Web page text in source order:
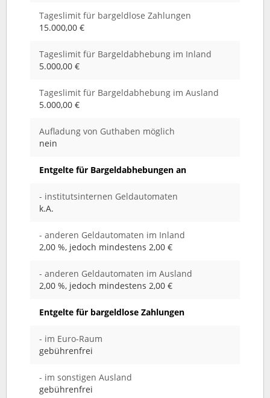
Tageslimit für bargeldlose Zahlungen
15.000,00 €
Tageslimit für Bargeldabhebung im Inland
5.000,00 €
Tageslimit für Bargeldabhebung im Ausland
5.000,00 €
Aufladung von Guthaben möglich
nein
Entgelte für Bargeldabhebungen an
- institutsinternen Geldautomaten
k.A.
- anderen Geldautomaten im Inland
2,00 %, jedoch mindestens 2,00 €
- anderen Geldautomaten im Ausland
2,00 %, jedoch mindestens 2,00 €
Entgelte für bargeldlose Zahlungen
- im Euro-Raum
gebührenfrei
- im sonstigen Ausland
gebührenfrei